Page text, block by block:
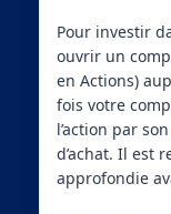
Pour investir
ouvrir un
en Actions)
fois votre
l’action par
d’achat. Il est
approfondie